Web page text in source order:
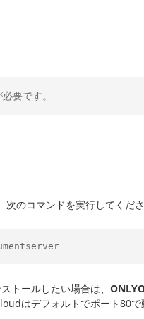
要です。
のコマンドを実行してくださ
トールしたい場合は、
はデフォルトでポート80で